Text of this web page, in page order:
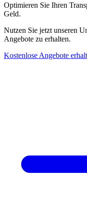
Optimieren Sie Ihren
Geld.
Nutzen Sie jetzt unseren
Angebote zu erhalten.
Kostenlose Angebote